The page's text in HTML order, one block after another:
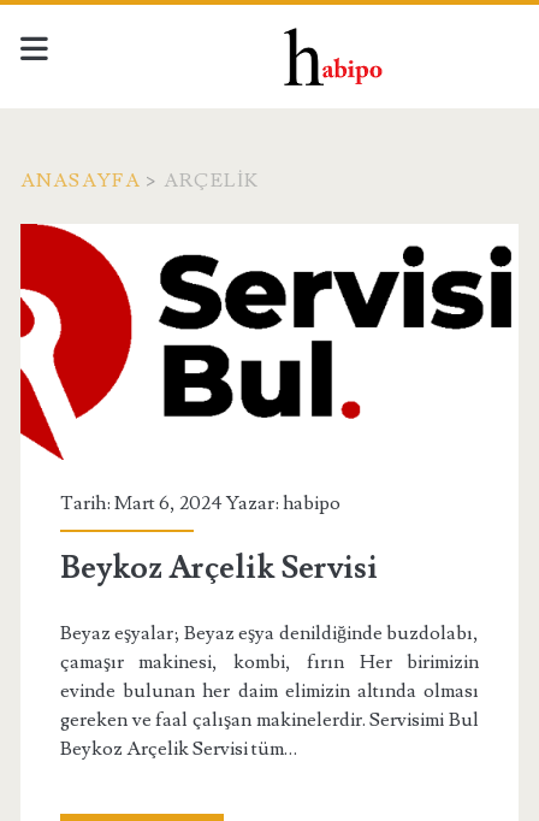
ANASAYFA > ARÇELIK
Etiket:
<span>arçelik</span>
Tarih: Mart 6, 2024 Yazar: habipo
Beykoz Arçelik Servisi
Beyaz eşyalar; Beyaz eşya denildiğinde buzdolabı,
çamaşır makinesi, kombi, fırın Her birimizin
evinde bulunan her daim elimizin altında olması
gereken ve faal çalışan makinelerdir. Servisimi Bul
Beykoz Arçelik Servisi tüm…